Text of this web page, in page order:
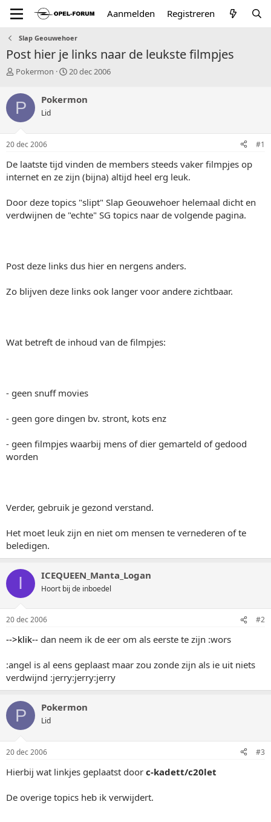
Aanmelden Registreren
Slap Geouwehoer
Post hier je links naar de leukste filmpjes
T
p
i
c
s
a
t
e
Pokermon
S
r
a
m
20 dec 2006
P Pokermon
Lid
20 dec 2006 #1
De laatste tijd vinden de members steeds vaker filmpjes op
internet en ze zijn (bijna) altijd heel erg leuk.
Door deze topics "slipt" Slap Geouwehoer helemaal dicht en
verdwijnen de "echte" SG topics naar de volgende pagina.
Post deze links dus hier en nergens anders.
Zo blijven deze links ook langer voor andere zichtbaar.
Wat betreft de inhoud van de filmpjes:
- geen snuff movies
- geen gore dingen bv. stront, kots enz
- geen filmpjes waarbij mens of dier gemarteld of gedood
worden
Verder, gebruik je gezond verstand.
Het moet leuk zijn en niet om mensen te vernederen of te
beledigen.
I ICEQUEEN_Manta_Logan
Hoort bij de inboedel
20 dec 2006 #2
-->klik-- dan neem ik de eer om als eerste te zijn :wors
:angel is al eens geplaast maar zou zonde zijn als ie uit niets
verdwijnd :jerry:jerry:jerry
P Pokermon
Lid
20 dec 2006 #3
Hierbij wat linkjes geplaatst door c-kadett/c20let
De overige topics heb ik verwijdert.